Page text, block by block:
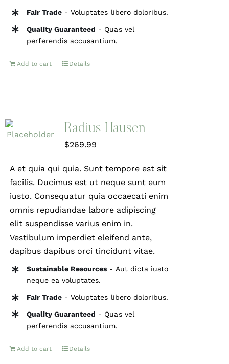
Fair Trade - Voluptates libero doloribus.
Quality Guaranteed - Quas vel
perferendis accusantium.
Add to cart Details
Radius Hausen
$269.99
A et quia qui quia. Sunt tempore est sit
facilis. Ducimus est ut neque sunt eum
iusto. Consequatur quia occaecati enim
omnis repudiandae labore adipiscing
elit suspendisse varius enim in.
Vestibulum imperdiet eleifend ante,
dapibus dapibus orci tincidunt vitae.
Sustainable Resources - Aut dicta iusto
neque ea voluptates.
Fair Trade - Voluptates libero doloribus.
Quality Guaranteed - Quas vel
perferendis accusantium.
Add to cart Details